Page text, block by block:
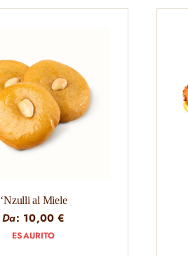
‘Nzulli al Miele
Da: 10,00€
ESAURITO